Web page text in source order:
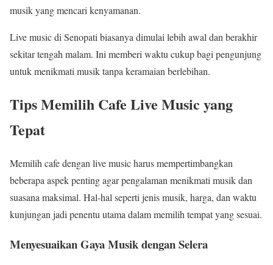
musik yang mencari kenyamanan.
Live music di Senopati biasanya dimulai lebih awal dan berakhir
sekitar tengah malam. Ini memberi waktu cukup bagi pengunjung
untuk menikmati musik tanpa keramaian berlebihan.
Tips Memilih Cafe Live Music yang
Tepat
Memilih cafe dengan live music harus mempertimbangkan
beberapa aspek penting agar pengalaman menikmati musik dan
suasana maksimal. Hal-hal seperti jenis musik, harga, dan waktu
kunjungan jadi penentu utama dalam memilih tempat yang sesuai.
Menyesuaikan Gaya Musik dengan Selera